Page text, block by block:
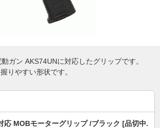
ガン AKS74UNに対応したグリップです。
りやすい形状です。
応 MOBモーターグリップ /ブラック [品切中.